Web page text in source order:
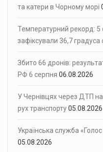
та катери в Чорному морі
Температурний рекорд: 5
зафіксували 36,7 градуса
Збито 66 дронів:
РФ 6 серпня 06.08.2026
У Чернівцях через ДТП
рух транспорту05.08.2026
Українська служба
05.08.2026